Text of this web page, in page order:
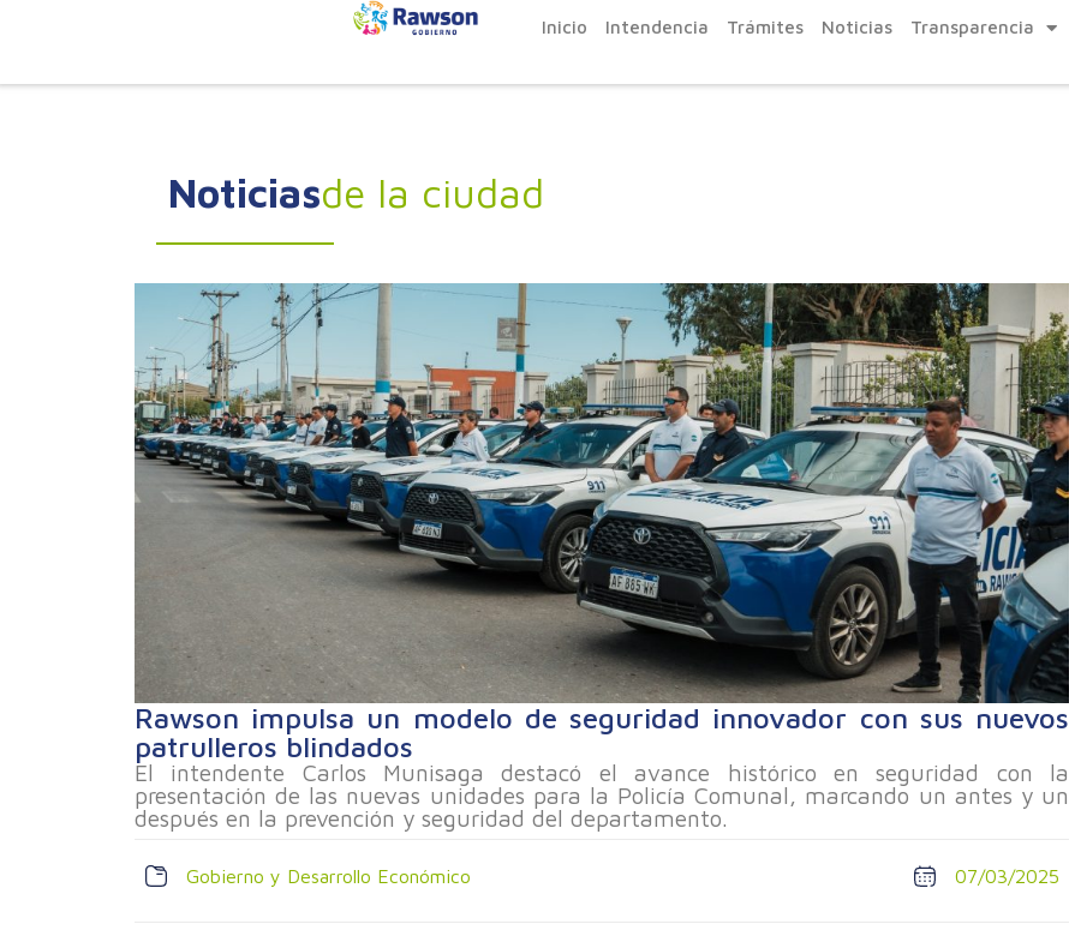
Inicio Intendencia Trámites Noticias Transparencia
Noticiasde la ciudad
Rawson impulsa un modelo de seguridad innovador con sus nuevos
patrulleros blindados
El intendente Carlos Munisaga destacó el avance histórico en seguridad con la
presentación de las nuevas unidades para la Policía Comunal, marcando un antes y un
después en la prevención y seguridad del departamento.
Gobierno y Desarrollo Económico 07/03/2025